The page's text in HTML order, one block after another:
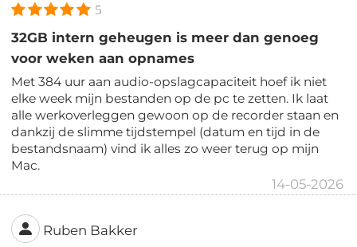
5
32GB intern geheugen is meer dan genoeg
voor weken aan opnames
Met 384 uur aan audio-opslagcapaciteit hoef ik niet
elke week mijn bestanden op de pc te zetten. Ik laat
alle werkoverleggen gewoon op de recorder staan en
dankzij de slimme tijdstempel (datum en tijd in de
bestandsnaam) vind ik alles zo weer terug op mijn
Mac.
14-05-2026
Ruben Bakker